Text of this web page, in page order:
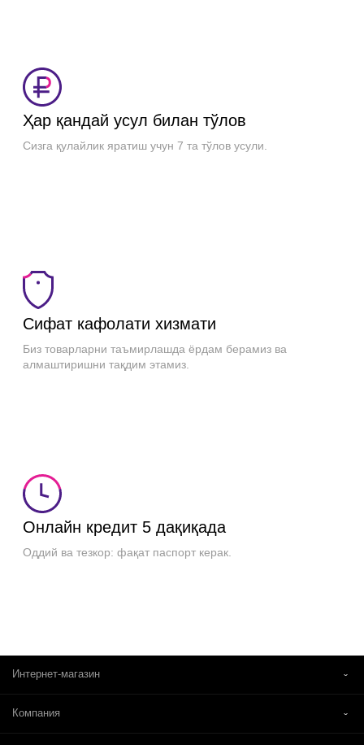
Ҳар қандай усул билан тўлов
Сизга қулайлик яратиш учун 7 та тўлов усули.
Сифат кафолати хизмати
Биз товарларни таъмирлашда ёрдам берамиз ва
алмаштиришни тақдим этамиз.
Онлайн кредит 5 дақиқада
Оддий ва тезкор: фақат паспорт керак.
Интернет-магазин
Компания